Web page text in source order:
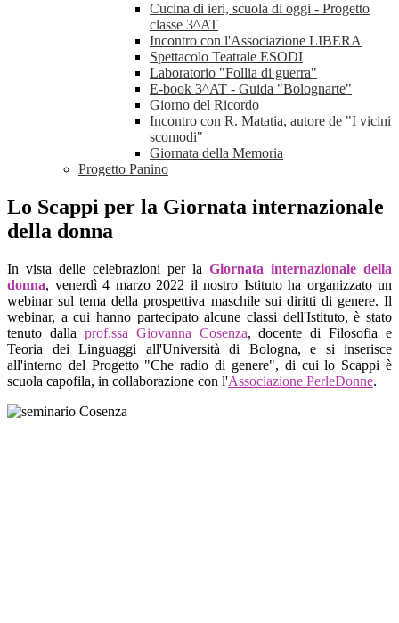
Cucina di ieri, scuola di oggi - Progetto
classe 3^AT
Incontro con l'Associazione LIBERA
Spettacolo Teatrale ESODI
Laboratorio "Follia di guerra"
E-book 3^AT - Guida "Bolognarte"
Giorno del Ricordo
Incontro con R. Matatia, autore de "I vicini
scomodi"
Giornata della Memoria
Progetto Panino
Lo Scappi per la Giornata internazionale
della donna
In vista delle celebrazioni per la Giornata internazionale della
donna, venerdì 4 marzo 2022 il nostro Istituto ha organizzato un
webinar sul tema della prospettiva maschile sui diritti di genere. Il
webinar, a cui hanno partecipato alcune classi dell'Istituto, è stato
tenuto dalla prof.ssa Giovanna Cosenza, docente di Filosofia e
Teoria dei Linguaggi all'Università di Bologna, e si inserisce
all'interno del Progetto "Che radio di genere", di cui lo Scappi è
scuola capofila, in collaborazione con l'Associazione PerleDonne.